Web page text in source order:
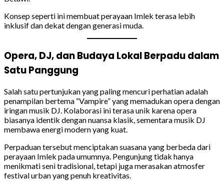
Konsep seperti ini membuat perayaan Imlek terasa lebih
inklusif dan dekat dengan generasi muda.
Opera, DJ, dan Budaya Lokal Berpadu dalam
Satu Panggung
Salah satu pertunjukan yang paling mencuri perhatian adalah
penampilan bertema “Vampire” yang memadukan opera dengan
iringan musik DJ. Kolaborasi ini terasa unik karena opera
biasanya identik dengan nuansa klasik, sementara musik DJ
membawa energi modern yang kuat.
Perpaduan tersebut menciptakan suasana yang berbeda dari
perayaan Imlek pada umumnya. Pengunjung tidak hanya
menikmati seni tradisional, tetapi juga merasakan atmosfer
festival urban yang penuh kreativitas.